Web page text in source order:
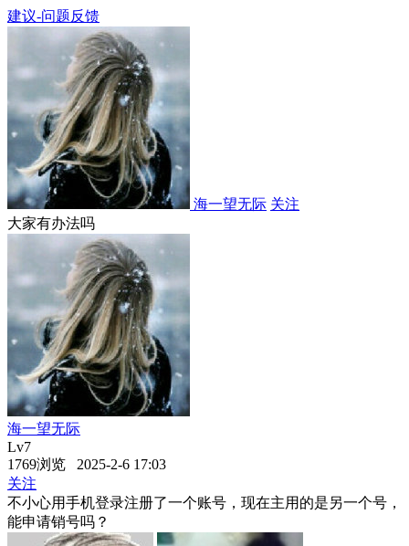
建议-问题反馈
海一望无际 关注
大家有办法吗
海一望无际
Lv7
1769浏览 2025-2-6 17:03
关注
不小心用手机登录注册了一个账号，现在主用的是另一个号，
能申请销号吗？